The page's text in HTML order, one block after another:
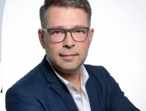
Alexander